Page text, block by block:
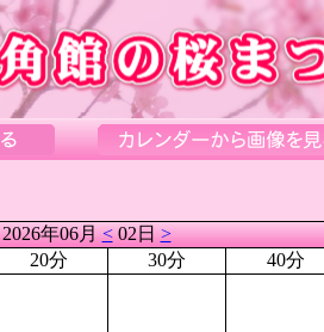
2026年06月<02日>
20分 30分 40分